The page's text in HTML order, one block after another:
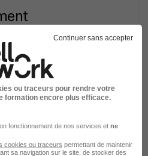
Continuer sans accepter
ou traceurs pour rendre votre
formation encore plus efficace.
fonctionnement de nos services et ne
cookies ou traceurs permettant de maintenir
sa navigation sur le site, de stocker des